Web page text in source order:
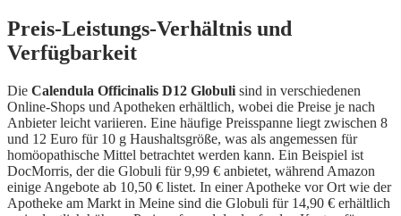
Preis-Leistungs-Verhältnis und
Verfügbarkeit
Die Calendula Officinalis D12 Globuli sind in verschiedenen
Online-Shops und Apotheken erhältlich, wobei die Preise je nach
Anbieter leicht variieren. Eine häufige Preisspanne liegt zwischen 8
und 12 Euro für 10 g Haushaltsgröße, was als angemessen für
homöopathische Mittel betrachtet werden kann. Ein Beispiel ist
DocMorris, der die Globuli für 9,99 € anbietet, während Amazon
einige Angebote ab 10,50 € listet. In einer Apotheke vor Ort wie der
Apotheke am Markt in Meine sind die Globuli für 14,90 € erhältlich